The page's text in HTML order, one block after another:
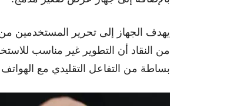
يهدف الجهاز إلى تحرير المستخدمين
من النقاد أن التطوير غير مناسب
بساطة من التفاعل التقليدي مع الهواتف